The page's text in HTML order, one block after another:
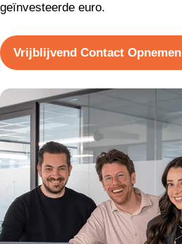
geïnvesteerde euro.
Vrijblijvend Contact Opnemen